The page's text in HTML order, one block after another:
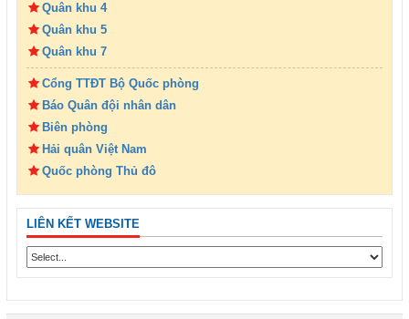
Quân khu 4
Quân khu 5
Quân khu 7
Cổng TTĐT Bộ Quốc phòng
Báo Quân đội nhân dân
Biên phòng
Hải quân Việt Nam
Quốc phòng Thủ đô
LIÊN KẾT WEBSITE